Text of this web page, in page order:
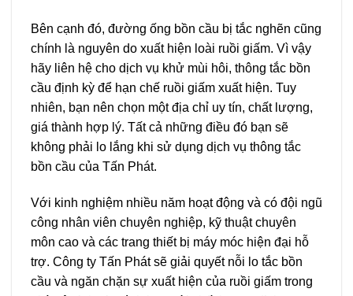
Bên cạnh đó, đường ống bồn cầu bị tắc nghẽn cũng
chính là nguyên do xuất hiện loài ruồi giấm. Vì vậy
hãy liên hệ cho dịch vụ khử mùi hôi, thông tắc bồn
cầu định kỳ để hạn chế ruồi giấm xuất hiện. Tuy
nhiên, bạn nên chọn một địa chỉ uy tín, chất lượng,
giá thành hợp lý. Tất cả những điều đó bạn sẽ
không phải lo lắng khi sử dụng dịch vụ thông tắc
bồn cầu của Tấn Phát.
Với kinh nghiệm nhiều năm hoạt động và có đội ngũ
công nhân viên chuyên nghiệp, kỹ thuật chuyên
môn cao và các trang thiết bị máy móc hiện đại hỗ
trợ. Công ty Tấn Phát sẽ giải quyết nỗi lo tắc bồn
cầu và ngăn chặn sự xuất hiện của ruồi giấm trong